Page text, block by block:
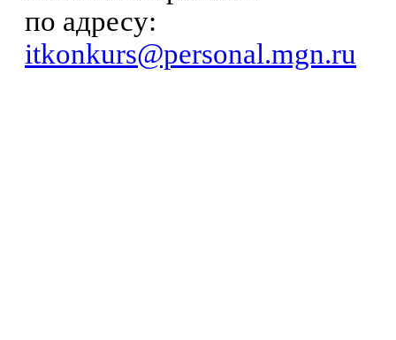
по адресу:
itkonkurs@personal.mgn.ru